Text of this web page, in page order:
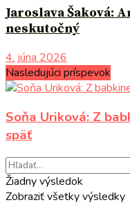
Jaroslava Šaková:
neskutočný
4. júna 2026
Nasledujúci príspevok
Soňa Uriková: Z
späť
Žiadny výsledok
Zobraziť všetky výsledky